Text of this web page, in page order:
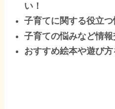
い！
子育てに関する役立つ
子育ての悩みなど情報
おすすめ絵本や遊び方